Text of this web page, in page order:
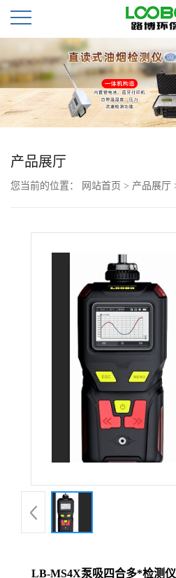
公
司
首
页
公
品
产品展厅
您当前的位置： 网站首页 > 产品展厅
LB-MS4X泵吸四合多*检测仪